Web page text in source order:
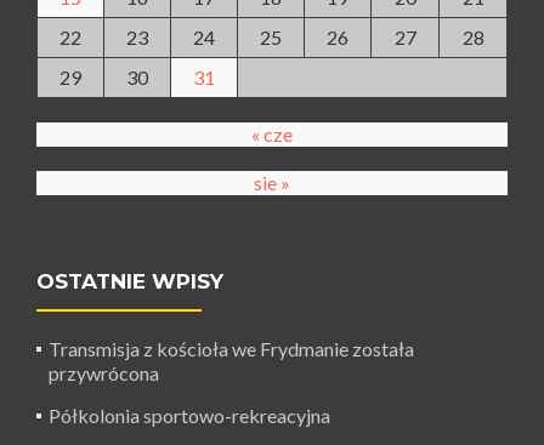
22
23 24 25 26 27
28
29
30 31
« cze
sie »
OSTATNIE WPISY
Transmisja z kościoła we Frydmanie została
przywrócona
Półkolonia sportowo-rekreacyjna